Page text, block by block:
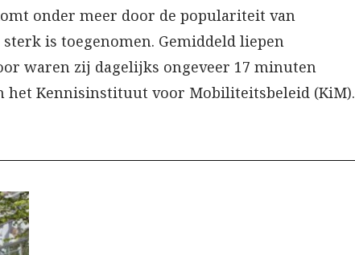
onder meer door de populariteit van
is toegenomen. Gemiddeld liepen
waren zij dagelijks ongeveer 17 minuten
het Kennisinstituut voor Mobiliteitsbeleid (KiM).